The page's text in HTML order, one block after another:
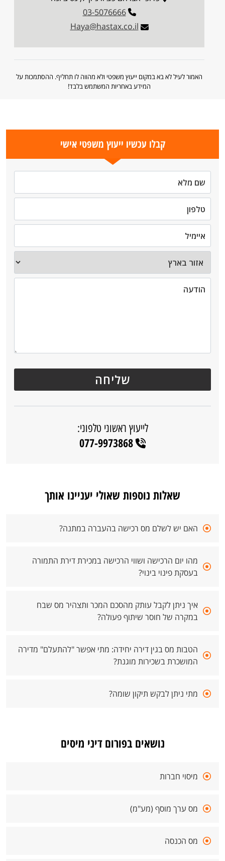
03-5076666
Haya@hastax.co.il
האמור לעיל לא בא במקום ייעוץ משפטי ולא מהווה לו תחליף. ההסתמכות על
המידע באחריות המשתמש בלבד!
קבלו עכשיו ייעוץ משפטי אישי
לייעוץ ראשוני טלפוני:
077-9973868
שאלות נוספות שאולי יעניינו אותך
האם יש לשלם מס רכישה בהעברה במתנה?
מהו יום הרכישה ושווי הרכישה במכירת דירת התמורה
בעסקת פינוי בינוי?
איך ניתן לקבל עותק מהסכם המכר ותצהיר מס שבח
במקרה של חוסר שיתוף פעולה?
הטבות מס בגין דירה יחידה: מתי אפשר "להתעלם" מדירה
המושכרת בשכירות מוגנת?
מתי ניתן לבקש תיקון שומה?
נושאים בפורום דיני מיסים
מיסוי חברות
מס ערך מוסף (מע"מ)
מס הכנסה